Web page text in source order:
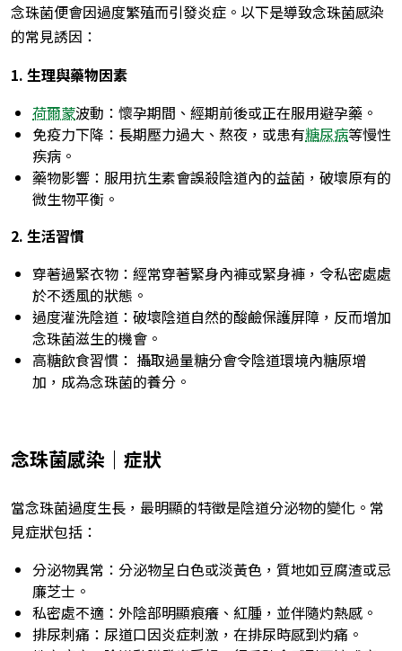
念珠菌便會因過度繁殖而引發炎症。以下是導致念珠菌感染
的常見誘因：
1. 生理與藥物因素
荷爾蒙波動：懷孕期間、經期前後或正在服用避孕藥。
免疫力下降：長期壓力過大、熬夜，或患有糖尿病等慢性
疾病。
藥物影響：服用抗生素會誤殺陰道內的益菌，破壞原有的
微生物平衡。
2. 生活習慣
穿著過緊衣物：經常穿著緊身內褲或緊身褲，令私密處處
於不透風的狀態。
過度灌洗陰道：破壞陰道自然的酸鹼保護屏障，反而增加
念珠菌滋生的機會。
高糖飲食習慣： 攝取過量糖分會令陰道環境內糖原增
加，成為念珠菌的養分。
念珠菌感染｜症狀
當念珠菌過度生長，最明顯的特徵是陰道分泌物的變化。常
見症狀包括：
分泌物異常：分泌物呈白色或淡黃色，質地如豆腐渣或忌
廉芝士。
私密處不適：外陰部明顯痕癢、紅腫，並伴隨灼熱感。
排尿刺痛：尿道口因炎症刺激，在排尿時感到灼痛。